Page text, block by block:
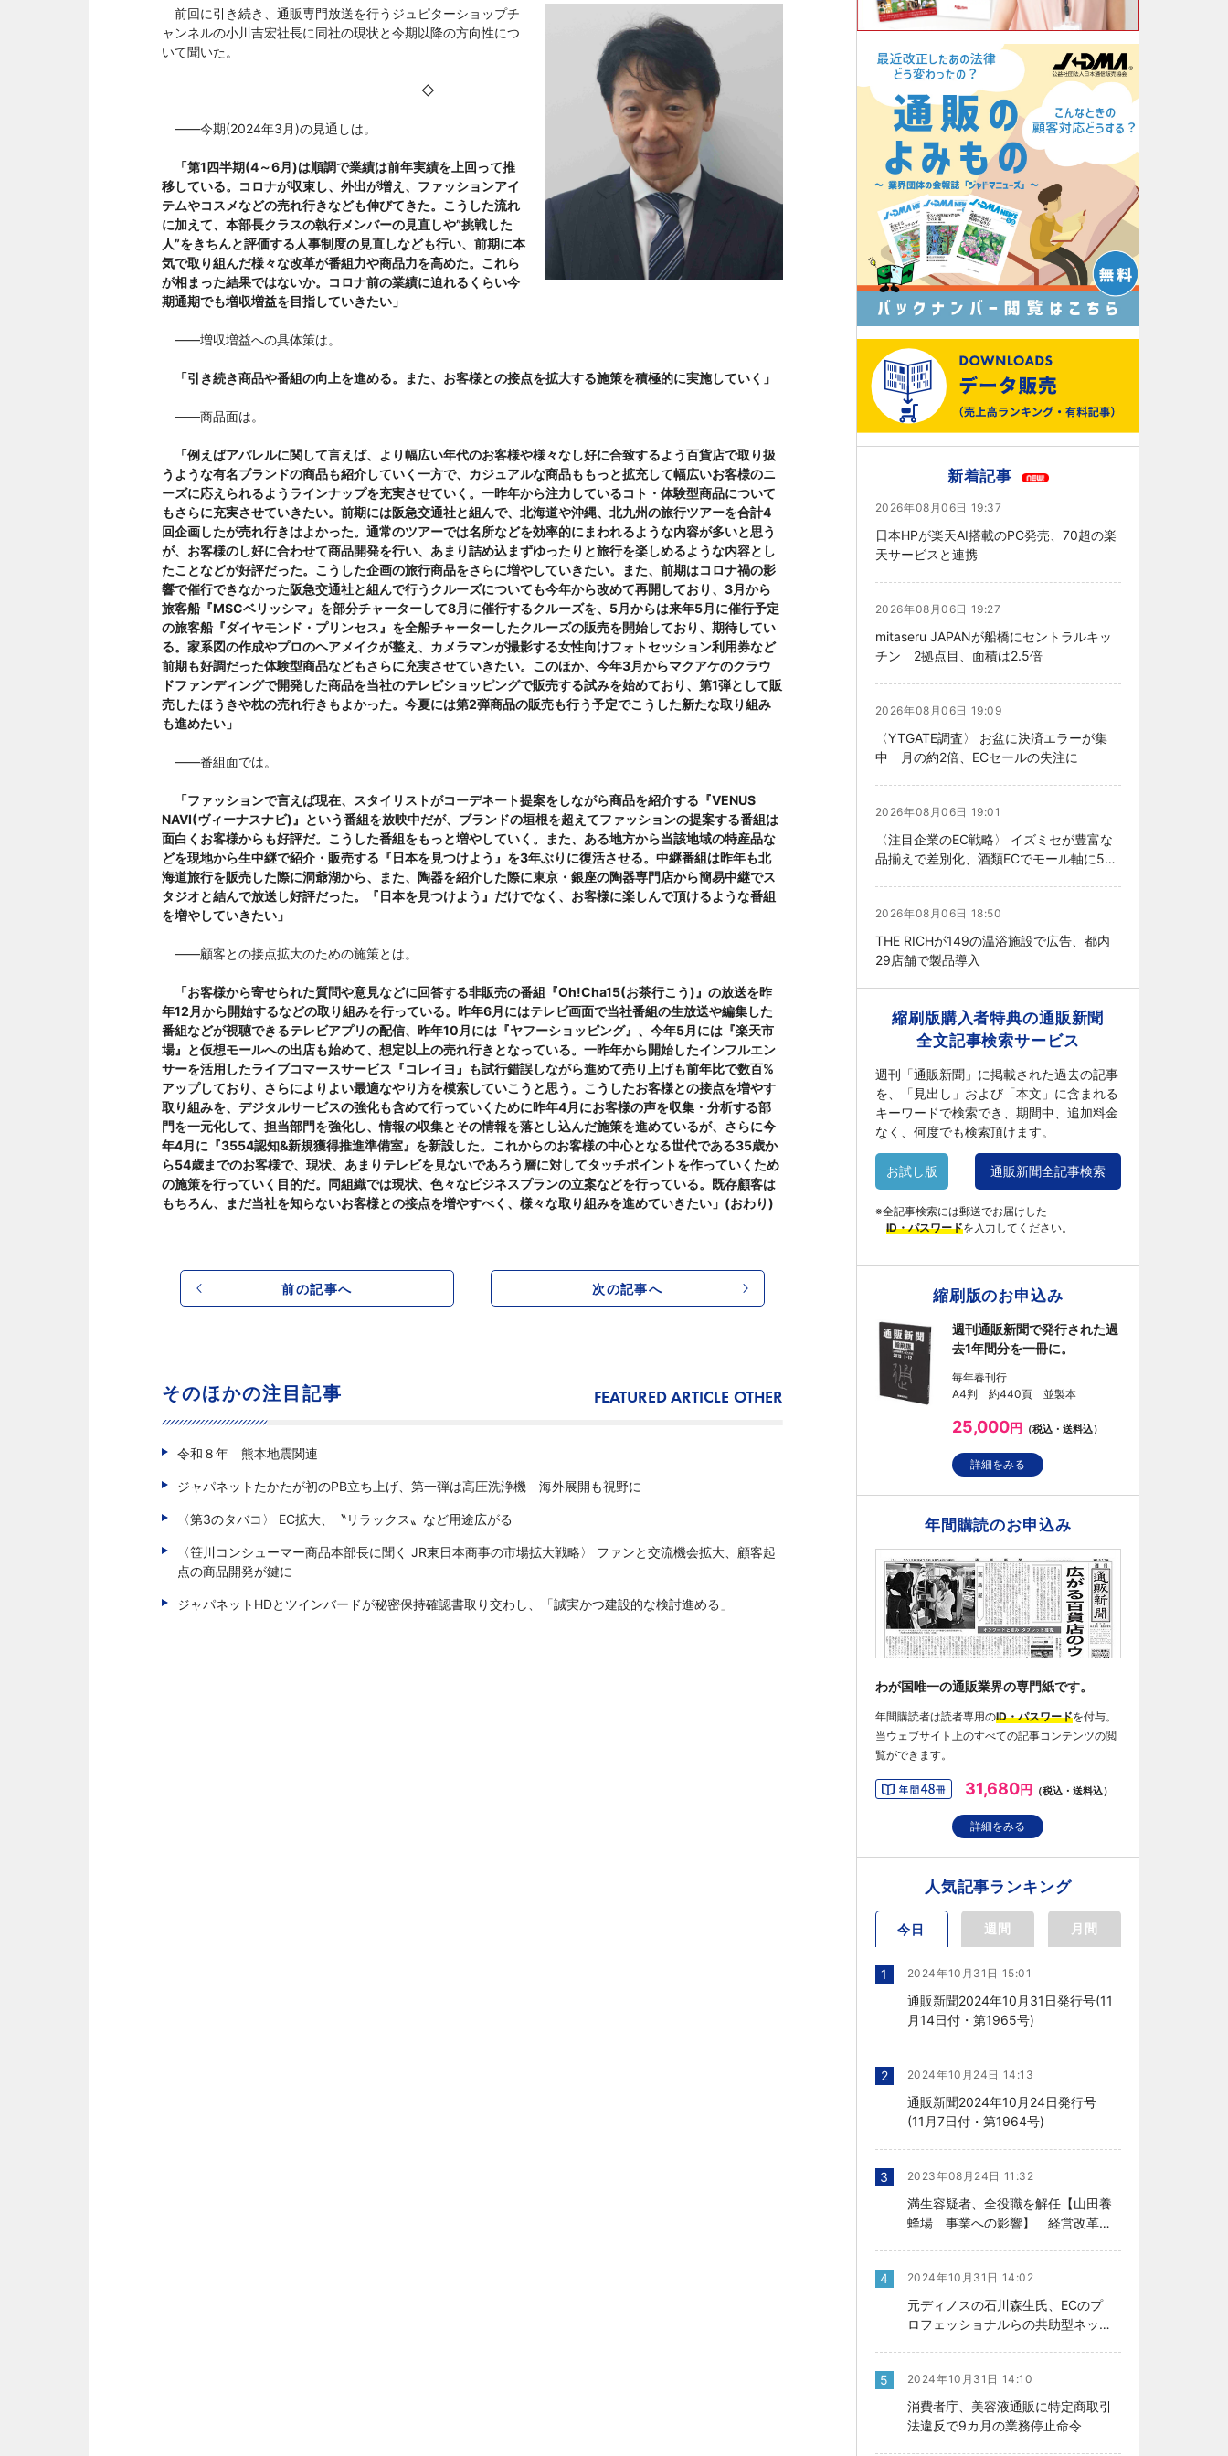
前回に引き続き、通販専門放送を行うジュピターショップチ
ャンネルの小川吉宏社長に同社の現状と今期以降の方向性につ
いて聞いた。
◇
――今期(2024年3月)の見通しは。
「第1四半期(4～6月)は順調で業績は前年実績を上回って推
移している。コロナが収束し、外出が増え、ファッションアイ
テムやコスメなどの売れ行きなども伸びてきた。こうした流れ
に加えて、本部長クラスの執行メンバーの見直しや”挑戦した
人”をきちんと評価する人事制度の見直しなども行い、前期に本
気で取り組んだ様々な改革が番組力や商品力を高めた。これら
が相まった結果ではないか。コロナ前の業績に迫れるくらい今
期通期でも増収増益を目指していきたい」
――増収増益への具体策は。
「引き続き商品や番組の向上を進める。また、お客様との接点を拡大する施策を積極的に実施していく」
――商品面は。
「例えばアパレルに関して言えば、より幅広い年代のお客様や様々なし好に合致するよう百貨店で取り扱
うような有名ブランドの商品も紹介していく一方で、カジュアルな商品ももっと拡充して幅広いお客様のニ
ーズに応えられるようラインナップを充実させていく。一昨年から注力しているコト・体験型商品について
もさらに充実させていきたい。前期には阪急交通社と組んで、北海道や沖縄、北九州の旅行ツアーを合計4
回企画したが売れ行きはよかった。通常のツアーでは名所などを効率的にまわれるような内容が多いと思う
が、お客様のし好に合わせて商品開発を行い、あまり詰め込まずゆったりと旅行を楽しめるような内容とし
たことなどが好評だった。こうした企画の旅行商品をさらに増やしていきたい。また、前期はコロナ禍の影
響で催行できなかった阪急交通社と組んで行うクルーズについても今年から改めて再開しており、3月から
旅客船『MSCベリッシマ』を部分チャーターして8月に催行するクルーズを、5月からは来年5月に催行予定
の旅客船『ダイヤモンド・プリンセス』を全船チャーターしたクルーズの販売を開始しており、期待してい
る。家系図の作成やプロのヘアメイクが整え、カメラマンが撮影する女性向けフォトセッション利用券など
前期も好調だった体験型商品などもさらに充実させていきたい。このほか、今年3月からマクアケのクラウ
ドファンディングで開発した商品を当社のテレビショッピングで販売する試みを始めており、第1弾として販
売したほうきや枕の売れ行きもよかった。今夏には第2弾商品の販売も行う予定でこうした新たな取り組み
も進めたい」
――番組面では。
「ファッションで言えば現在、スタイリストがコーデネート提案をしながら商品を紹介する『VENUS
NAVI(ヴィーナスナビ)』という番組を放映中だが、ブランドの垣根を超えてファッションの提案する番組は
面白くお客様からも好評だ。こうした番組をもっと増やしていく。また、ある地方から当該地域の特産品な
どを現地から生中継で紹介・販売する『日本を見つけよう』を3年ぶりに復活させる。中継番組は昨年も北
海道旅行を販売した際に洞爺湖から、また、陶器を紹介した際に東京・銀座の陶器専門店から簡易中継でス
タジオと結んで放送し好評だった。『日本を見つけよう』だけでなく、お客様に楽しんで頂けるような番組
を増やしていきたい」
――顧客との接点拡大のための施策とは。
「お客様から寄せられた質問や意見などに回答する非販売の番組『Oh!Cha15(お茶行こう)』の放送を昨
年12月から開始するなどの取り組みを行っている。昨年6月にはテレビ画面で当社番組の生放送や編集した
番組などが視聴できるテレビアプリの配信、昨年10月には『ヤフーショッピング』、今年5月には『楽天市
場』と仮想モールへの出店も始めて、想定以上の売れ行きとなっている。一昨年から開始したインフルエン
サーを活用したライブコマースサービス『コレイヨ』も試行錯誤しながら進めて売り上げも前年比で数百%
アップしており、さらによりよい最適なやり方を模索していこうと思う。こうしたお客様との接点を増やす
取り組みを、デジタルサービスの強化も含めて行っていくために昨年4月にお客様の声を収集・分析する部
門を一元化して、担当部門を強化し、情報の収集とその情報を落とし込んだ施策を進めているが、さらに今
年4月に『3554認知&新規獲得推進準備室』を新設した。これからのお客様の中心となる世代である35歳か
ら54歳までのお客様で、現状、あまりテレビを見ないであろう層に対してタッチポイントを作っていくため
の施策を行っていく目的だ。同組織では現状、色々なビジネスプランの立案などを行っている。既存顧客は
もちろん、まだ当社を知らないお客様との接点を増やすべく、様々な取り組みを進めていきたい」(おわり)
前の記事へ 次の記事へ
そのほかの注目記事 FEATURED ARTICLE OTHER
令和８年 熊本地震関連
ジャパネットたかたが初のPB立ち上げ、第一弾は高圧洗浄機 海外展開も視野に
〈第3のタバコ〉 EC拡大、〝リラックス〟など用途広がる
〈笹川コンシューマー商品本部長に聞く JR東日本商事の市場拡大戦略〉 ファンと交流機会拡大、顧客起
点の商品開発が鍵に
ジャパネットHDとツインバードが秘密保持確認書取り交わし、「誠実かつ建設的な検討進める」
新着記事
2026年08月06日 19:37
日本HPが楽天AI搭載のPC発売、70超の楽
天サービスと連携
2026年08月06日 19:27
mitaseru JAPANが船橋にセントラルキッ
チン 2拠点目、面積は2.5倍
2026年08月06日 19:09
〈YTGATE調査〉 お盆に決済エラーが集
中 月の約2倍、ECセールの失注に
2026年08月06日 19:01
〈注目企業のEC戦略〉 イズミセが豊富な
品揃えで差別化、酒類ECでモール軸に50
2026年08月06日 18:50
THE RICHが149の温浴施設で広告、都内
29店舗で製品導入
縮刷版購入者特典の通販新聞
全文記事検索サービス
週刊「通販新聞」に掲載された過去の記事
を、「見出し」および「本文」に含まれる
キーワードで検索でき、期間中、追加料金
なく、何度でも検索頂けます。
お試し版 通販新聞全記事検索
※全記事検索には郵送でお届けした
ID・パスワードを入力してください。
縮刷版のお申込み
週刊通販新聞で発行された過
去1年間分を一冊に。
毎年春刊行
A4判 約440頁 並製本
25,000円 （税込・送料込）
詳細をみる
年間購読のお申込み
わが国唯一の通販業界の専門紙です。
年間購読者は読者専用のID・パスワードを付与。
当ウェブサイト上のすべての記事コンテンツの閲
覧ができます。
31,680円 （税込・送料込）
詳細をみる
人気記事ランキング
今日 週間 月間
1 2024年10月31日 15:01
通販新聞2024年10月31日発行号(11
月14日付・第1965号)
2 2024年10月24日 14:13
通販新聞2024年10月24日発行号
(11月7日付・第1964号)
3 2023年08月24日 11:32
満生容疑者、全役職を解任【山田養
蜂場 事業への影響】 経営改革の
4 2024年10月31日 14:02
元ディノスの石川森生氏、ECのプ
ロフェッショナルらの共助型ネット
5 2024年10月31日 14:10
消費者庁、美容液通販に特定商取引
法違反で9カ月の業務停止命令